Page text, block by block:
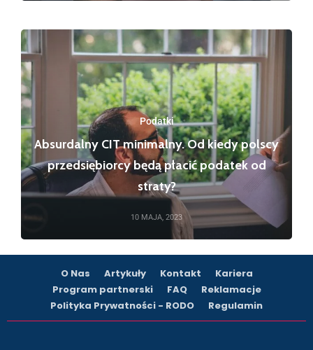
Podatki
Absurdalny CIT minimalny. Od kiedy polscy
przedsiębiorcy będą płacić podatek od
straty?
10 MAJA, 2023
O Nas Artykuły Kontakt
Kariera
Program partnerski
FAQ
Reklamacje
Polityka Prywatności - RODO
Regulamin